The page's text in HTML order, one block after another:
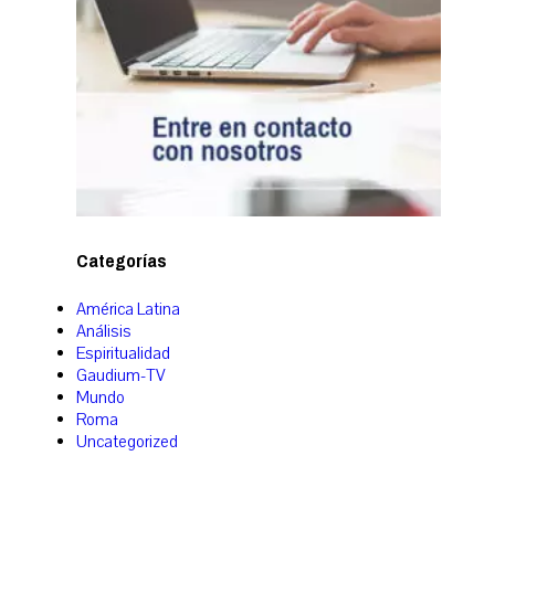
Categorías
América Latina
Análisis
Espiritualidad
Gaudium-TV
Mundo
Roma
Uncategorized